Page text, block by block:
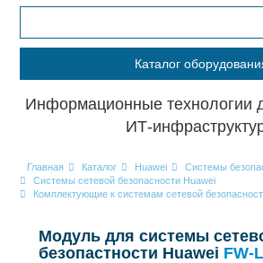
Каталог
Информационные технологии
ИТ-
Главная Каталог Huawei
Системы
Системы сетевой безопасности Huawei
Комплектующие к системам сетевой
Модуль для системы
безопастности Huawei FW-